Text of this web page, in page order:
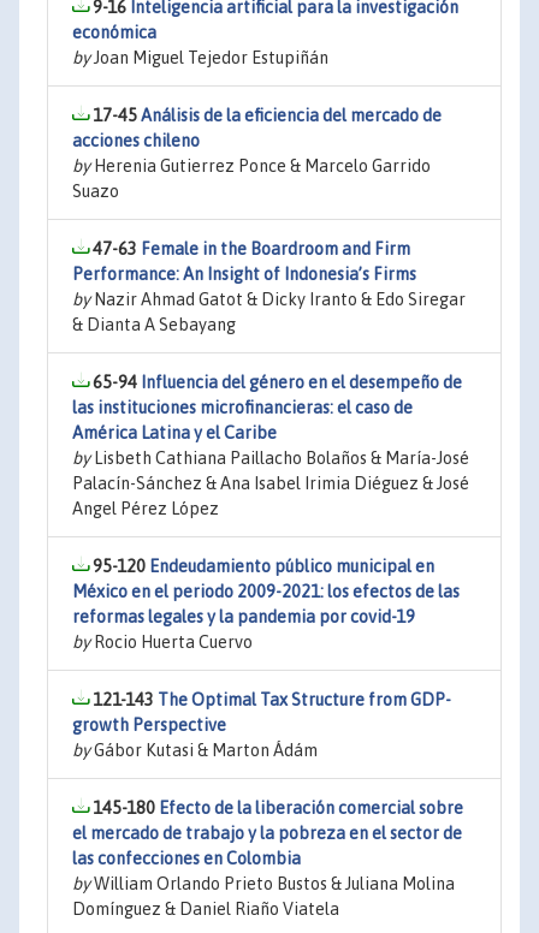
9-16 Inteligencia artificial para la investigación
económica
byJoan Miguel Tejedor Estupiñán
17-45Análisis de la eficiencia del mercado de
acciones chileno
byHerenia Gutierrez Ponce & Marcelo Garrido
Suazo
47-63 Female in the Boardroom and Firm
Performance: An Insight of Indonesia’s Firms
byNazir Ahmad Gatot & Dicky Iranto & Edo Siregar
& Dianta A Sebayang
65-94 Influencia del género en el desempeño de
las instituciones microfinancieras: el caso de
América Latina y el Caribe
byLisbeth Cathiana Paillacho Bolaños & María-José
Palacín-Sánchez & Ana Isabel Irimia Diéguez & José
Angel Pérez López
95-120 Endeudamiento público municipal en
México en el periodo 2009-2021: los efectos de las
reformas legales y la pandemia por covid-19
byRocio Huerta Cuervo
121-143 The Optimal Tax Structure from GDP-
growth Perspective
byGábor Kutasi & Marton Ádám
145-180 Efecto de la liberación comercial sobre
el mercado de trabajo y la pobreza en el sector de
las confecciones en Colombia
byWilliam Orlando Prieto Bustos & Juliana Molina
Domínguez & Daniel Riaño Viatela